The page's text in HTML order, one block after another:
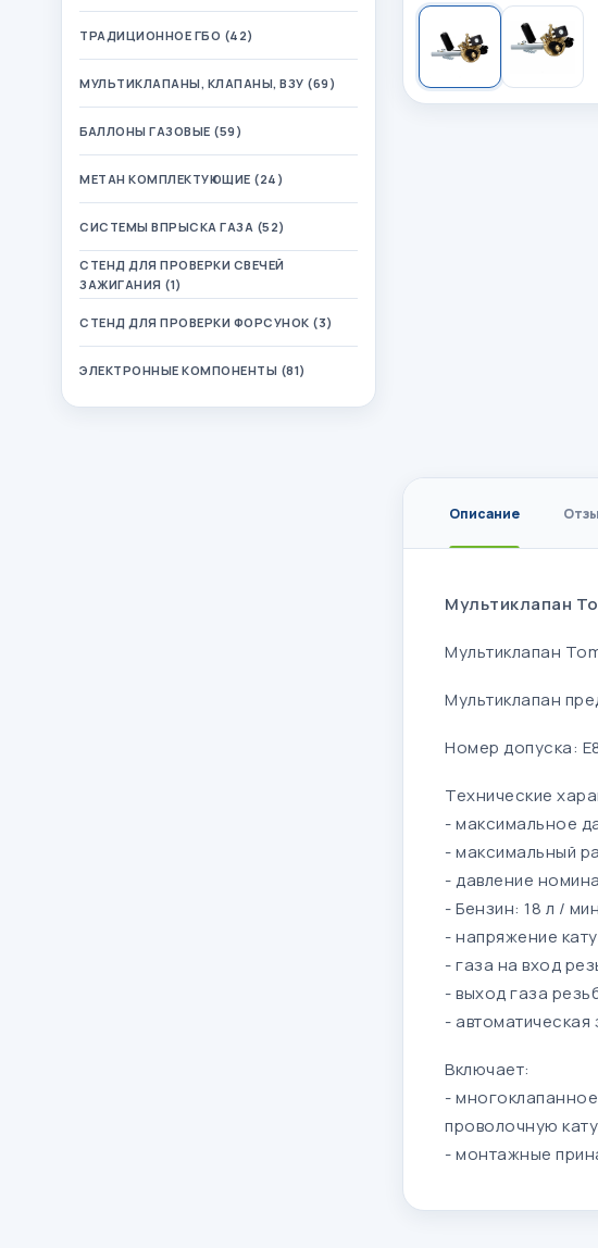
ТРАДИЦИОННОЕ ГБО (42)
МУЛЬТИКЛАПАНЫ, КЛАПАНЫ, ВЗУ (69)
БАЛЛОНЫ ГАЗОВЫЕ (59)
МЕТАН КОМПЛЕКТУЮЩИЕ (24)
СИСТЕМЫ ВПРЫСКА ГАЗА (52)
СТЕНД ДЛЯ ПРОВЕРКИ СВЕЧЕЙ
ЗАЖИГАНИЯ (1)
СТЕНД ДЛЯ ПРОВЕРКИ ФОРСУНОК (3)
ЭЛЕКТРОННЫЕ КОМПОНЕНТЫ (81)
Описание
Мультиклапан
Мультиклапан
Мультиклапан
Номер допуска:
Технические
- максимальное
- максимальный
- давление
- Бензин: 18 л /
- напряжение
- газа на вход
- выход газа
- автоматическая
Включает:
- многоклапанное
проволочную
- монтажные